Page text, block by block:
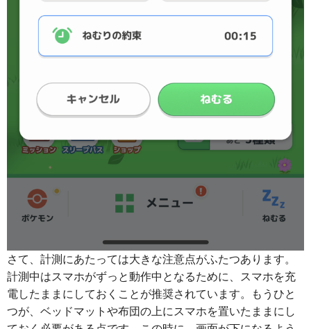
さて、計測にあたっては大きな注意点がふたつあります。
計測中はスマホがずっと動作中となるために、スマホを充
電したままにしておくことが推奨されています。もうひと
つが、ベッドマットや布団の上にスマホを置いたままにし